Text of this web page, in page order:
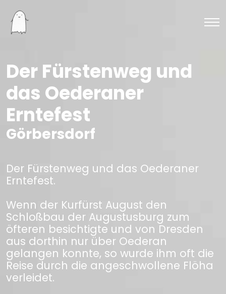
Der Fürstenweg und
das Oederaner
Erntefest
Görbersdorf
Der Fürstenweg und das Oederaner
Erntefest.
Wenn der Kurfürst August den
Schloßbau der Augustusburg zum
öfteren besichtigte und von Dresden
aus dorthin nur über Oederan
gelangen konnte, so wurde ihm oft die
Reise durch die angeschwollene Flöha
verleidet.